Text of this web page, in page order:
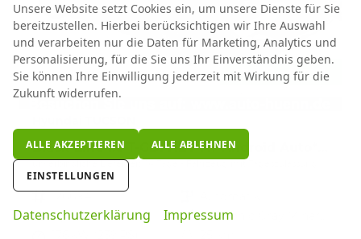
ab 319,– € mtl.
unverbindliche Lieferzeit:
Fahrzeugnr. 126694
Kraftstoff Hybrid Benzin Außenfarbe
Unsere Website setzt Cookies ein, um unsere Dienste für Sie
bereitzustellen. Hierbei berücksichtigen wir Ihre Auswahl
und verarbeiten nur die Daten für Marketing, Analytics und
Personalisierung, für die Sie uns Ihr Einverständnis geben.
Sie können Ihre Einwilligung jederzeit mit Wirkung für die
Zukunft widerrufen.
ALLE AKZEPTIEREN ALLE ABLEHNEN
EINSTELLUNGEN
Datenschutzerklärung Impressum